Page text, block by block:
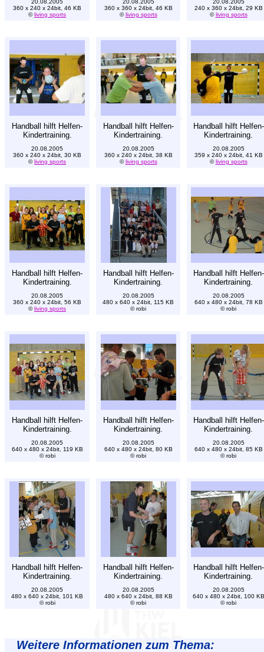
360 x 240 x 24bit, 46 KB
©living sports
360 x 360 x 24bit, 46 KB
©living sports
240 x 360 x 24bit, 29 KB
©living sports
Handball hilft Helfen-
Kindertraining.
Handball hilft Helfen-
Kindertraining.
Handball hilft Helfen-
Kindertraining.
20.08.2005
360 x 240 x 24bit, 30 KB
©living sports
20.08.2005
360 x 240 x 24bit, 38 KB
©living sports
20.08.2005
359 x 240 x 24bit, 41 KB
©living sports
Handball hilft Helfen-
Kindertraining.
Handball hilft Helfen-
Kindertraining.
Handball hilft Helfen-
Kindertraining.
20.08.2005
360 x 240 x 24bit, 56 KB
©living sports
20.08.2005
480 x 640 x 24bit, 115 KB
© robi
20.08.2005
640 x 480 x 24bit, 78 KB
© robi
Handball hilft Helfen-
Kindertraining.
Handball hilft Helfen-
Kindertraining.
Handball hilft Helfen-
Kindertraining.
20.08.2005
640 x 480 x 24bit, 119 KB
© robi
20.08.2005
640 x 480 x 24bit, 80 KB
© robi
20.08.2005
640 x 480 x 24bit, 85 KB
© robi
Handball hilft Helfen-
Kindertraining.
Handball hilft Helfen-
Kindertraining.
Handball hilft Helfen-
Kindertraining.
20.08.2005
480 x 640 x 24bit, 101 KB
© robi
20.08.2005
480 x 640 x 24bit, 88 KB
© robi
20.08.2005
640 x 480 x 24bit, 100 KB
© robi
Weitere Informationen zum Thema: